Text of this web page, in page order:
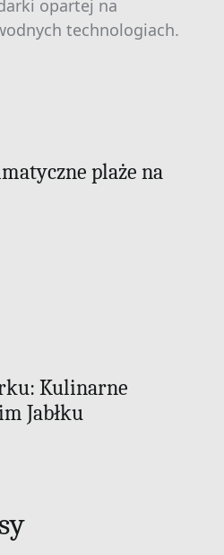
opartej na
technologiach.
plaże na
Kulinarne
Jabłku